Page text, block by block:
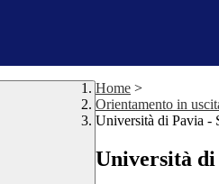
Home >
Orientamento in
Università di Pavia -
Università di